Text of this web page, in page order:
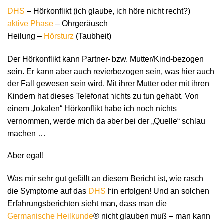
DHS – Hörkonflikt (ich glaube, ich höre nicht recht?)
aktive Phase – Ohrgeräusch
Heilung – Hörsturz (Taubheit)
Der Hörkonflikt kann Partner- bzw. Mutter/Kind-bezogen
sein. Er kann aber auch revierbezogen sein, was hier auch
der Fall gewesen sein wird. Mit ihrer Mutter oder mit ihren
Kindern hat dieses Telefonat nichts zu tun gehabt. Von
einem „lokalen“ Hörkonflikt habe ich noch nichts
vernommen, werde mich da aber bei der „Quelle“ schlau
machen …
Aber egal!
Was mir sehr gut gefällt an diesem Bericht ist, wie rasch
die Symptome auf das DHS hin erfolgen! Und an solchen
Erfahrungsberichten sieht man, dass man die
Germanische Heilkunde® nicht glauben muß – man kann